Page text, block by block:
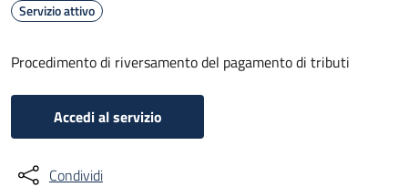
Servizio attivo
Procedimento di riversamento del pagamento di tributi
Accedi al servizio
Condividi